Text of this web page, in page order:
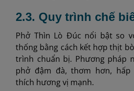
2.3. Quy trình chế
Phở Thìn Lò Đúc nổi bật so
thống bằng cách kết hợp thịt
trình chuẩn bị. Phương pháp
phở đậm đà, thơm hơn,
thích hương vị mạnh.